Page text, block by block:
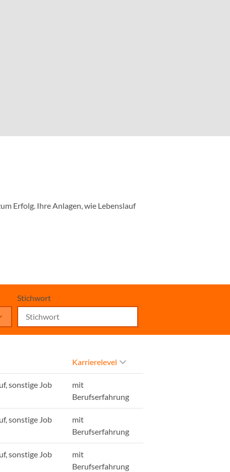
Erfolg. Ihre Anlagen, wie Lebenslauf
Stichwort
Karrierelevel
sonstige Job
mit
Berufserfahrung
sonstige Job
mit
Berufserfahrung
sonstige Job
mit
Berufserfahrung